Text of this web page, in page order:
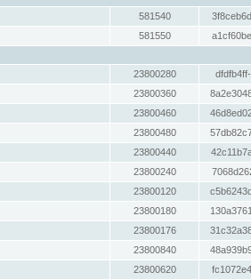
581540
581550
23800280
23800360
23800460
23800480
23800440
23800240
23800120
23800180
23800176
23800840
23800620